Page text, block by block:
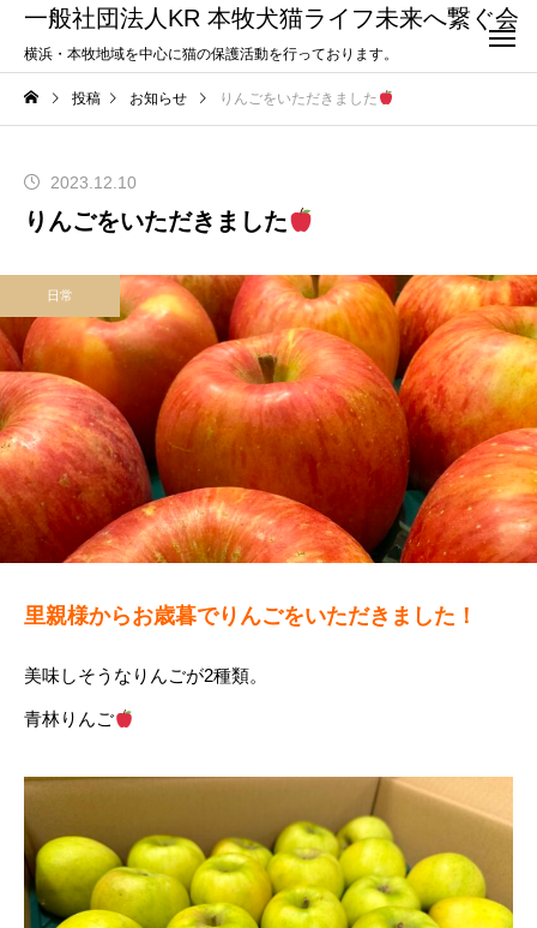
一般社団法人KR 本牧犬猫ライフ未来へ繋ぐ会
横浜・本牧地域を中心に猫の保護活動を行っております。
投稿 お知らせ りんごをいただきました
2023.12.10
りんごをいただきました
日常
里親様からお歳暮でりんごをいただきました！
美味しそうなりんごが2種類。
青林りんご